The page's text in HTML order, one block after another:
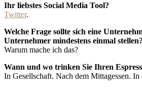
Ihr liebstes Social Media Tool?
Twitter.
Welche Frage sollte sich eine
Unternehmer mindestens einmal stellen?
Warum mache ich das?
Wann und wo trinken Sie Ihren
In Gesellschaft. Nach dem Mittagessen. In